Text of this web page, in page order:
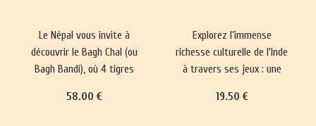
Le Népal vous invite à
découvrir le Bagh Chal (ou
Bagh Bandi), où 4 tigres
58.00 €
Explorez l’immense
richesse culturelle de l'Inde
à travers ses jeux : une
divertissement, plaisir,
19.50 €